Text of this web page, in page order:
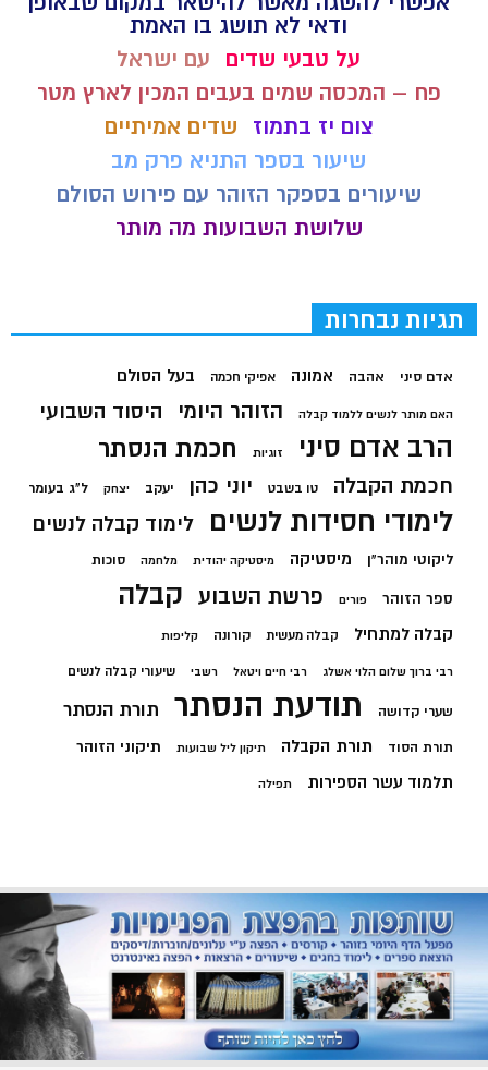
ודאי לא תושג בו האמת
על טבעי שדים
עם ישראל
פח – המכסה שמים בעבים המכין לארץ מטר
צום יז בתמוז
שדים אמיתיים
שיעור בספר התניא פרק מב
שיעורים בספקר הזוהר עם פירוש הסולם
שלושת השבועות מה מותר
תגיות נבחרות
אדם סיני אהבה אמונה אפיקי חכמה בעל הסולם
האם מותר לנשים ללמוד קבלה הזוהר היומי היסוד השבועי
הרב אדם סיני זוגיות חכמת הנסתר
חכמת הקבלה טו בשבט יוני כהן יעקב יצחק ל"ג בעומר
לימודי חסידות לנשים לימוד קבלה לנשים
ליקוטי מוהר"ן מיסטיקה מיסטיקה יהודית מלחמה סוכות
ספר הזוהר פורים פרשת השבוע קבלה
קבלה למתחיל קבלה מעשית קורונה קליפות
רבי ברוך שלום הלוי אשלג רבי חיים ויטאל רשבי שיעורי קבלה לנשים
שערי קדושה תודעת הנסתר תורת הנסתר
תורת הסוד תורת הקבלה תיקון ליל שבועות תיקוני הזוהר
תלמוד עשר הספירות תפילה